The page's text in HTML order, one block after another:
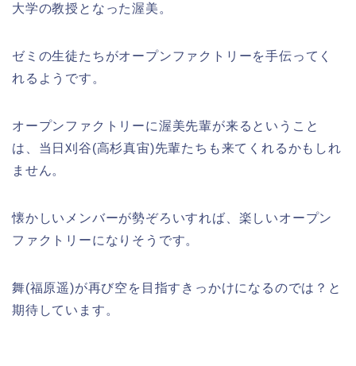
大学の教授となった渥美。
ゼミの生徒たちがオープンファクトリーを手伝ってく
れるようです。
オープンファクトリーに渥美先輩が来るということ
は、当日刈谷(高杉真宙)先輩たちも来てくれるかもしれ
ません。
懐かしいメンバーが勢ぞろいすれば、楽しいオープン
ファクトリーになりそうです。
舞(福原遥)が再び空を目指すきっかけになるのでは？と
期待しています。